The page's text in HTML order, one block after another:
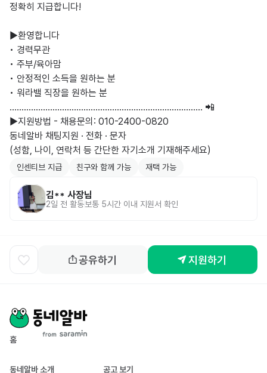
정확히 지급합니다!
​▶️환영합니다
• 경력무관
• 주부/육아맘
• 안정적인 소득을 원하는 분
• 워라밸 직장을 원하는 분
​................................................................................. 📲
▶️지원방법 - 채용문의: 010-2400-0820
동네알바 채팅지원 · 전화 · 문자
(성함, 나이, 연락처 등 간단한 자기소개 기재해주세요)
인센티브 지급 친구와 함께 가능 재택 가능
김** 사장님
2일 전 활동보통 5시간 이내 지원서 확인
공유하기 지원하기
홈
동네알바 소개 공고 보기